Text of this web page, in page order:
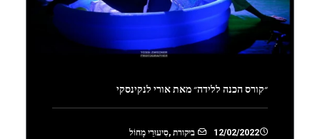
״קורס הכנה ללידה״ מאת אורי לנקינסקי
12/02/2022 ביקורת ,סִיעוּרֵי מָחוֹל